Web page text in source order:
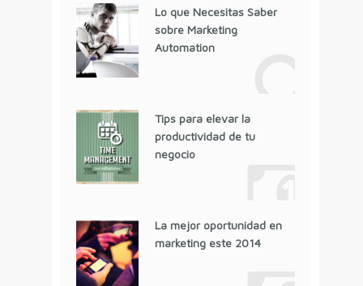
Lo que Necesitas Saber
sobre Marketing
Automation
Tips para elevar la
productividad de tu
negocio
La mejor oportunidad en
marketing este 2014